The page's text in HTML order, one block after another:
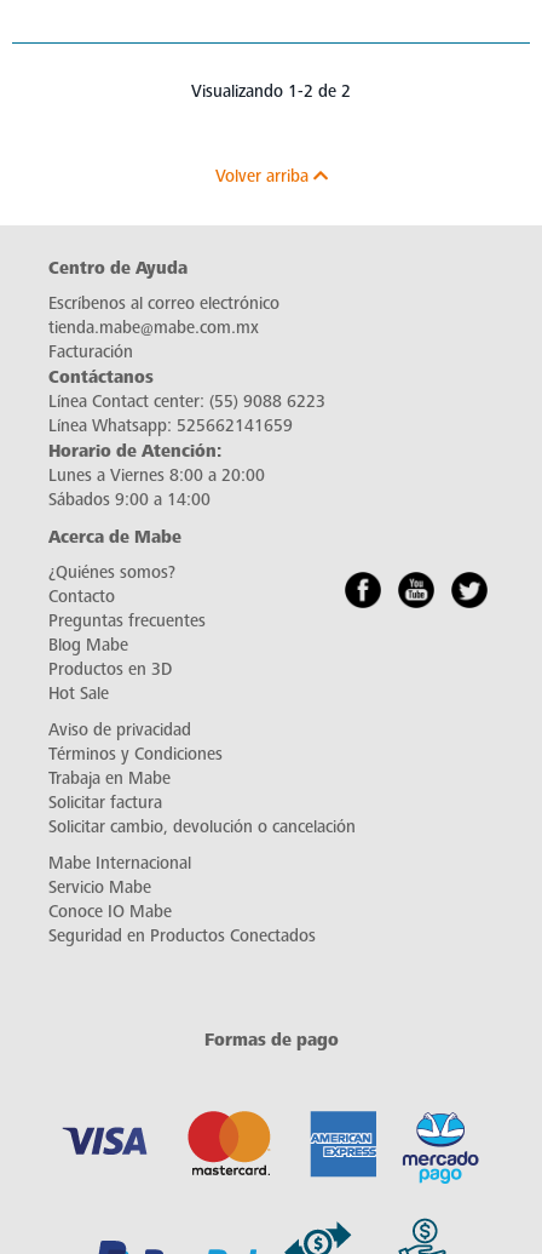
Visualizando 1-2 de 2
Volver arriba
Centro de Ayuda
Escríbenos al correo electrónico
tienda.mabe@mabe.com.mx
Facturación
Contáctanos
Línea Contact center: (55) 9088 6223
Línea Whatsapp: 525662141659
Horario de Atención:
Lunes a Viernes 8:00 a 20:00
Sábados 9:00 a 14:00
Acerca de Mabe
¿Quiénes somos?
Contacto
Preguntas frecuentes
Blog Mabe
Productos en 3D
Hot Sale
Aviso de privacidad
Términos y Condiciones
Trabaja en Mabe
Solicitar factura
Solicitar cambio, devolución o cancelación
Mabe Internacional
Servicio Mabe
Conoce IO Mabe
Seguridad en Productos Conectados
Formas de pago